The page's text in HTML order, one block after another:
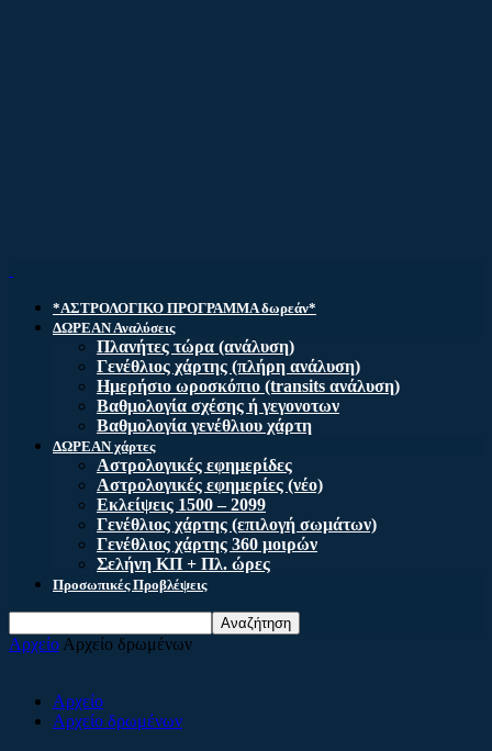
*ΑΣΤΡΟΛΟΓΙΚΟ ΠΡΟΓΡΑΜΜΑ δωρεάν*
ΔΩΡΕΑΝ Αναλύσεις
Πλανήτες τώρα (ανάλυση)
Γενέθλιος χάρτης (πλήρη ανάλυση)
Ημερήσιο ωροσκόπιο (transits ανάλυση)
Βαθμολογία σχέσης ή γεγονοτων
Βαθμολογία γενέθλιου χάρτη
ΔΩΡΕΑΝ χάρτες
Αστρολογικές εφημερίδες
Αστρολογικές εφημερίες (νέο)
Εκλείψεις 1500 – 2099
Γενέθλιος χάρτης (επιλογή σωμάτων)
Γενέθλιος χάρτης 360 μοιρών
Σελήνη ΚΠ + Πλ. ώρες
Προσωπικές Προβλέψεις
Αρχείο Αρχείο δρωμένων
Αρχείο
Αρχείο δρωμένων